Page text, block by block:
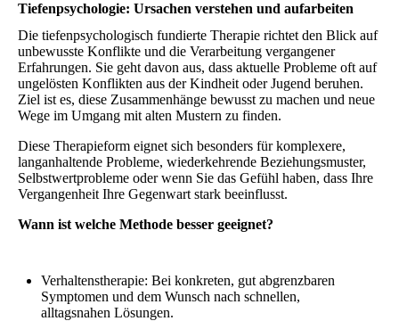
Tiefenpsychologie: Ursachen verstehen und aufarbeiten
Die tiefenpsychologisch fundierte Therapie richtet den Blick auf
unbewusste Konflikte und die Verarbeitung vergangener
Erfahrungen. Sie geht davon aus, dass aktuelle Probleme oft auf
ungelösten Konflikten aus der Kindheit oder Jugend beruhen.
Ziel ist es, diese Zusammenhänge bewusst zu machen und neue
Wege im Umgang mit alten Mustern zu finden.
Diese Therapieform eignet sich besonders für komplexere,
langanhaltende Probleme, wiederkehrende Beziehungsmuster,
Selbstwertprobleme oder wenn Sie das Gefühl haben, dass Ihre
Vergangenheit Ihre Gegenwart stark beeinflusst.
Wann ist welche Methode besser geeignet?
Verhaltenstherapie: Bei konkreten, gut abgrenzbaren
Symptomen und dem Wunsch nach schnellen,
alltagsnahen Lösungen.